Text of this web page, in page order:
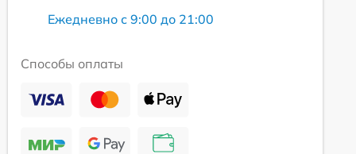
Ежедневно с 9:00 до 21:00
Способы оплаты